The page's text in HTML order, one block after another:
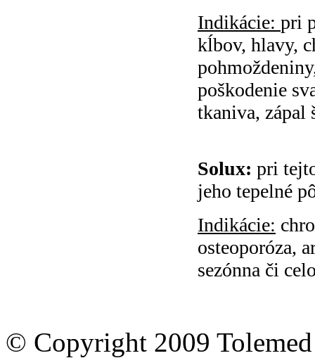
Indikácie: pri
kĺbov, hlavy,
poškodenie
tkaniva, zápal
Solux: pri
jeho tepelné
Indikácie:
osteoporóza,
sezónna či
© Copyright 2009